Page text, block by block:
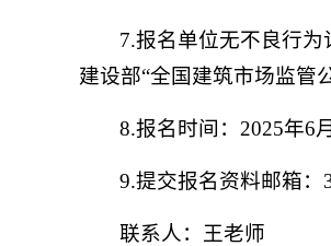
7.报名单位无不良行
建设部“全国建筑市场监管
8.报名时间：2025年6
9.提交报名资料邮箱：
联系人：王老师